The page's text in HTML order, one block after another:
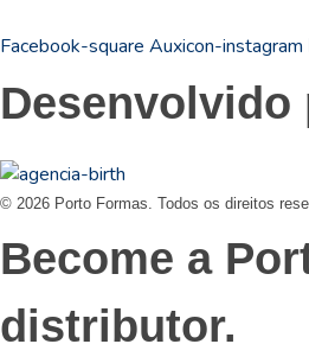
Facebook-square Auxicon-instagram
Desenvolvido
© 2026 Porto Formas. Todos os direitos
Become a
distributor.